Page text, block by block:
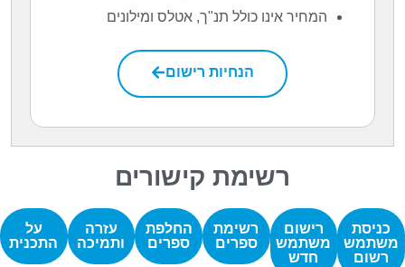
המחיר אינו כולל תנ"ך, אטלס ומילונים
הנחיות רישום
רשימת קישורים
כניסת
משתמש
רשום
רישום
משתמש
חדש
רשימת
ספרים
החלפת
ספרים
עזרה
ותמיכה
על
התכנית